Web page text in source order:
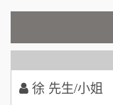
1 Cozy
2 霏等茶
3 秉宏小米甜
加盟預算